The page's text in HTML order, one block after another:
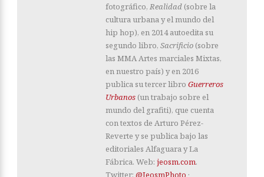
fotográfico, Realidad (sobre la
cultura urbana y el mundo del
hip hop), en 2014 autoedita su
segundo libro, Sacrificio (sobre
las MMA Artes marciales Mixtas,
en nuestro país) y en 2016
publica su tercer libro Guerreros
Urbanos (un trabajo sobre el
mundo del grafiti), que cuenta
con textos de Arturo Pérez-
Reverte y se publica bajo las
editoriales Alfaguara y La
Fábrica. Web: jeosm.com.
Twitter: @JeosmPhoto ·